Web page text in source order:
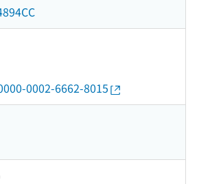
0002-6662-8015